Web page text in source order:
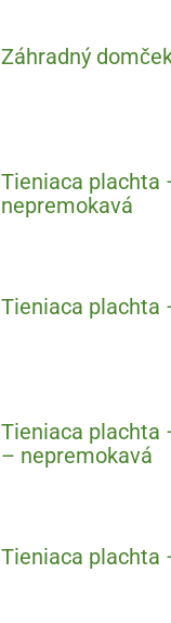
Záhradný
Tieniaca plachta
nepremokavá
Tieniaca plachta
Tieniaca plachta
– nepremokavá
Tieniaca plachta